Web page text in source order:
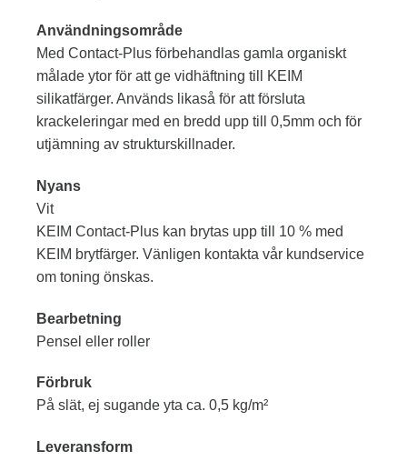
Användningsområde
Med Contact-Plus förbehandlas gamla organiskt
målade ytor för att ge vidhäftning till KEIM
silikatfärger. Används likaså för att försluta
krackeleringar med en bredd upp till 0,5mm och för
utjämning av strukturskillnader.
Nyans
Vit
KEIM Contact-Plus kan brytas upp till 10 % med
KEIM brytfärger. Vänligen kontakta vår kundservice
om toning önskas.
Bearbetning
Pensel eller roller
Förbruk
På slät, ej sugande yta ca. 0,5 kg/m²
Leveransform